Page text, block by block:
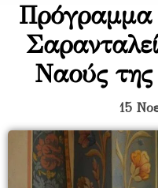
Πρόγραμμα
Ναούς
15